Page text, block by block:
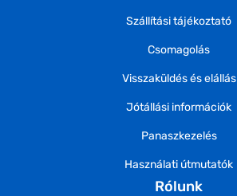
Szállítási tájékoztató
Csomagolás
Visszaküldés és elállás
Jótállási információk
Panaszkezelés
Használati útmutatók
Rólunk